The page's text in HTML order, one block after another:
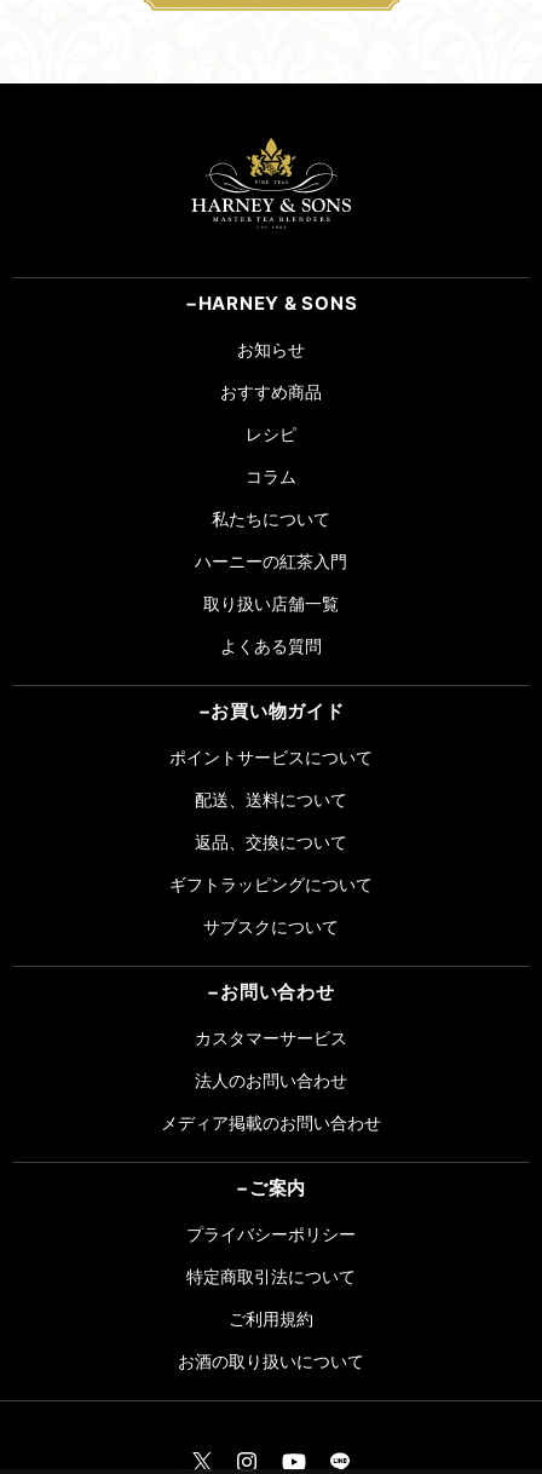
HARNEY & SONS
お知らせ
おすすめ商品
レシピ
コラム
私たちについて
ハーニーの紅茶入門
取り扱い店舗一覧
よくある質問
お買い物ガイド
ポイントサービスについて
配送、送料について
返品、交換について
ギフトラッピングについて
サブスクについて
お問い合わせ
カスタマーサービス
法人のお問い合わせ
メディア掲載のお問い合わせ
ご案内
プライバシーポリシー
特定商取引法について
ご利用規約
お酒の取り扱いについて